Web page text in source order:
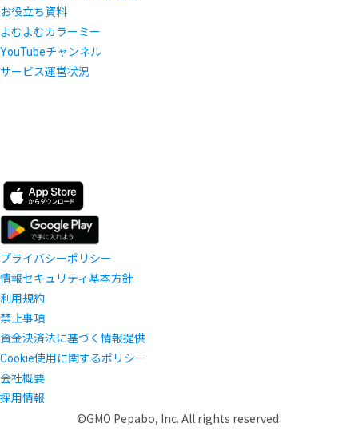
お役立ち資料
よむよむカラーミー
YouTubeチャンネル
サービス運営状況
プライバシーポリシー
情報セキュリティ基本方針
利用規約
禁止事項
資金決済法に基づく情報提供
Cookie使用に関するポリシー
会社概要
採用情報
©GMO Pepabo, Inc. All rights reserved.